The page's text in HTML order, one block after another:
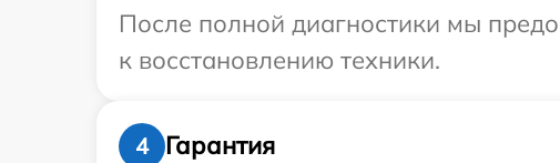
После полной диагностики мы
к восстановлению техники.
4
Гарантия